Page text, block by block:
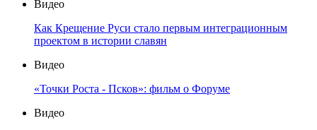
Видео
Как Крещение Руси стало первым интеграционным
проектом в истории славян
Видео
«Точки Роста - Псков»: фильм о Форуме
Видео